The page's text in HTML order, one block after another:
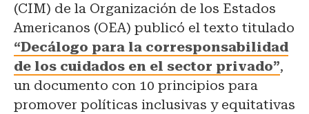
(CIM) de la Organización de los Estados
Americanos (OEA) publicó el texto titulado
“Decálogo para la corresponsabilidad
de los cuidados en el sector privado”,
un documento con 10 principios para
promover políticas inclusivas y equitativas